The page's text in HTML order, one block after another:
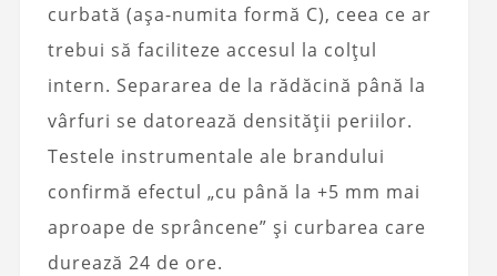
curbată (așa-numita formă C), ceea ce ar
trebui să faciliteze accesul la colțul
intern. Separarea de la rădăcină până la
vârfuri se datorează densității periilor.
Testele instrumentale ale brandului
confirmă efectul „cu până la +5 mm mai
aproape de sprâncene” și curbarea care
durează 24 de ore.